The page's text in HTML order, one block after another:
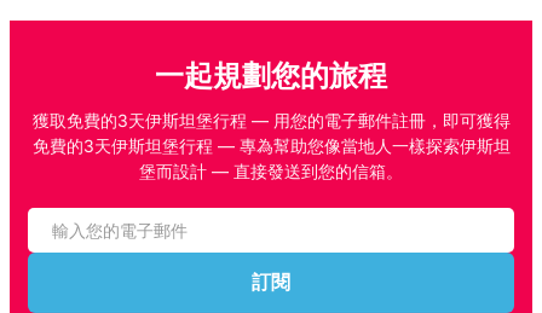
一起規劃您的旅程
獲取免費的3天伊斯坦堡行程 — 用您的電子郵件註冊，即可獲得
免費的3天伊斯坦堡行程 — 專為幫助您像當地人一樣探索伊斯坦
堡而設計 — 直接發送到您的信箱。
訂閱